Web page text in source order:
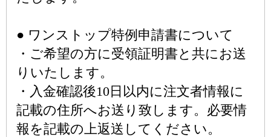
● ワンストップ特例申請書について
・ご希望の方に受領証明書と共にお送
りいたします。
・入金確認後10日以内に注文者情報に
記載の住所へお送り致します。必要情
報を記載の上返送してください。